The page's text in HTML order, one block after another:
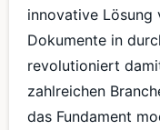
innovative Lösung
Dokumente in
revolutioniert
zahlreichen
das Fundament